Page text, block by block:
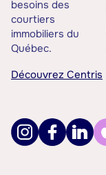
besoins des
courtiers
immobiliers du
Québec.
Découvrez Centris